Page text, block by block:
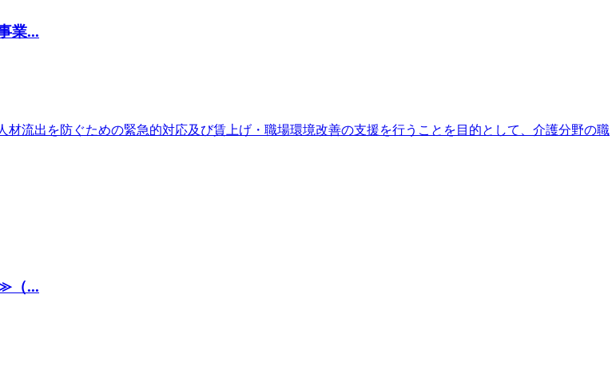
業...
流出を防ぐための緊急的対応及び賃上げ・職場環境改善の支援を行うことを目的として、介護分野の職
（...